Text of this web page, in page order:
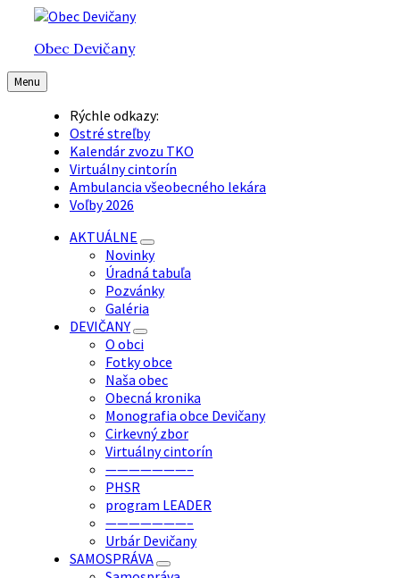
Preskočiť
obsah
Preskočiť
hlavnú
navigáciu
Preskočiť
pätičkuObec Devičany
Menu
Rýchle odkazy:
Ostré streľby
Kalendár zvozu TKO
Virtuálny cintorín
Ambulancia všeobecného lekára
Voľby 2026
AKTUÁLNE
Novinky
Úradná tabuľa
Pozvánky
Galéria
DEVIČANY
O obci
Fotky obce
Naša obec
Obecná kronika
Monografia obce Devičany
Cirkevný zbor
Virtuálny cintorín
———————–
PHSR
program LEADER
———————–
Urbár Devičany
SAMOSPRÁVA